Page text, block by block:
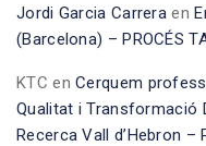
Jordi Garcia Carrera en
(Barcelona) – PROCÉS
KTC enCerquem
Qualitat i Transformació
Recerca Vall d’Hebron –